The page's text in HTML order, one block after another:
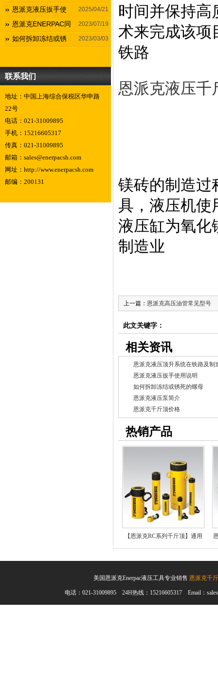
2025/04/21
恩派克液压扳手使
2023/07/19
恩派克ENERPAC同
2023/03/03
如何拆卸冻结或锈
联系我们
地址：中国上海综合保税区华申路
22号
电话：021-31009895
手机：15216605317
传真：021-31009895
邮箱：sales@enerpacsh.com
网址：http://www.enerpacsh.com
邮编：200131
时间并保持高
术来完成该项
铁路
恩派克液压千
镁砖的制造过
具，液压机使
液压缸为氧化
制造业
上一篇： 恩派克高压油管常见型号
此文关键字：
相关资讯
恩派克液压顶升系统在铁路及制
恩派克液压扳手使用说明
如何拆卸冻结或锈死的螺母
恩派克液压泵简介
恩派克千斤顶价格
热销产品
【恩派克RC系列千斤顶】通用
美国恩派克Enerpac液压工具专业销售 恩派克千
电话：021-31009895 24H热线：15216605317 Email：